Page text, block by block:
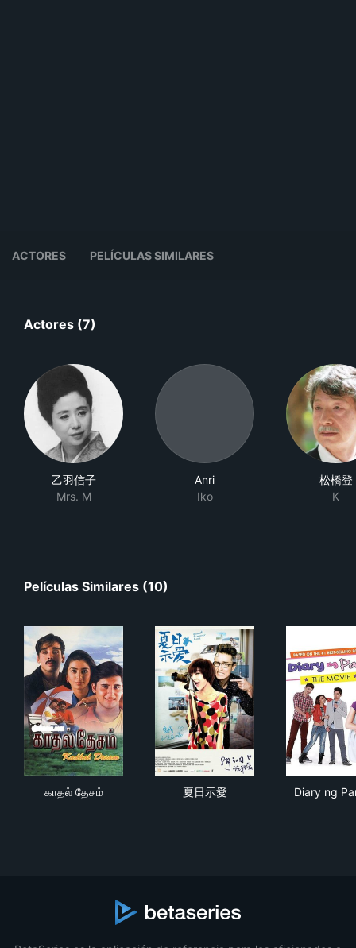
ACTORES PELÍCULAS SIMILARES
Actores (7)
乙羽信子
Mrs. M
Anri
Iko
松橋登
K
Películas Similares (10)
காதல் தேசம் 夏日示愛 Diary ng